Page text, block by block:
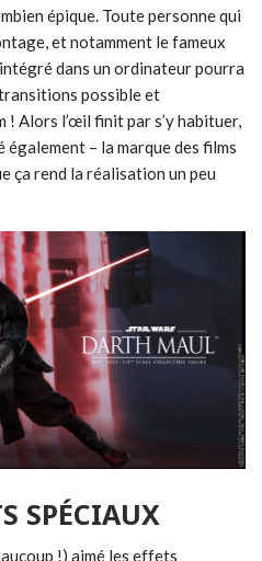
épique. Toute personne qui
et notamment le fameux
dans un ordinateur pourra
possible et
! Alors l’œil finit par s’y habituer,
également – la marque des films
ça rend la réalisation un peu
SPÉCIAUX
!) aimé les effets